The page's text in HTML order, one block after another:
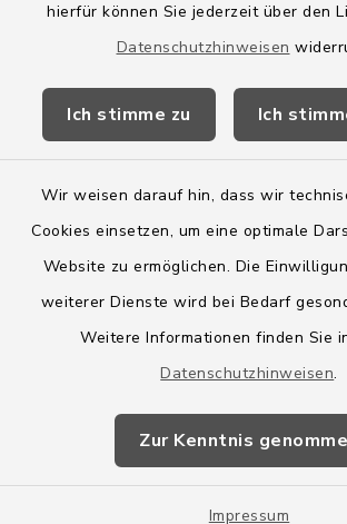
hierfür können Sie jederzeit über den
Datenschutzhinweisen
Ich stimme zu Ich
Wir weisen darauf hin, dass wir
Cookies einsetzen, um eine optimale
Website zu ermöglichen. Die
weiterer Dienste wird bei Bedarf
Weitere Informationen finden Sie
Datenschutzhinweisen.
Zur Kenntnis
Impressum
Amtsbroschüre
Wege-Zweckverband
Barrierefreiheit
Sitemap